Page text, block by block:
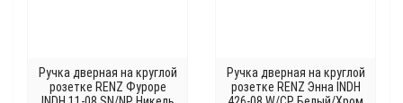
Ручка дверная на круглой
розетке RENZ Фуроре
Ручка дверная на круглой
розетке RENZ Энна INDH